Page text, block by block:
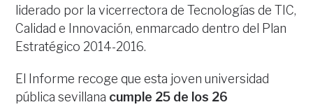
liderado por la vicerrectora de Tecnologías de TIC,
Calidad e Innovación, enmarcado dentro del Plan
Estratégico 2014-2016.
El Informe recoge que esta joven universidad
pública sevillana cumple 25 de los 26